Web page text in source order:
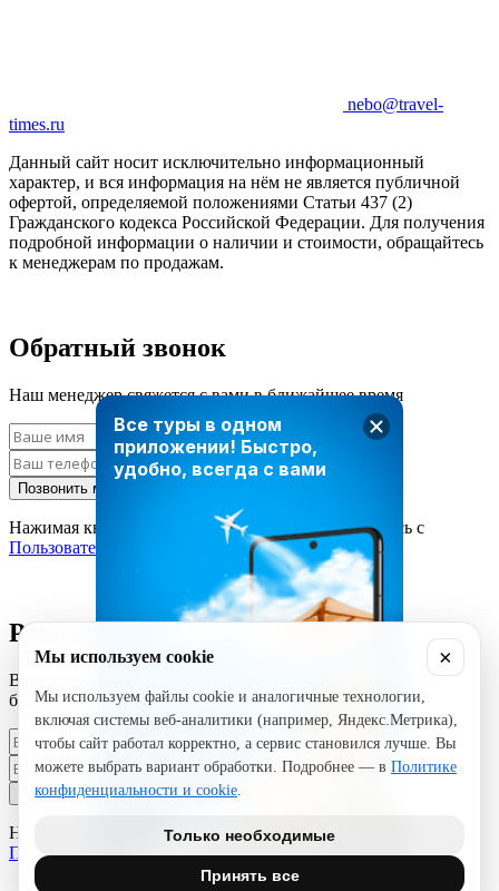
Все туры в одном
приложении! Быстро,
удобно, всегда с вами
ЗАГРУЗИТЕ TRAVEL TIMES
nebo@travel-
times.ru
Данный сайт носит исключительно информационный
характер, и вся информация на нём не является публичной
офертой, определяемой положениями Статьи 437 (2)
Гражданского кодекса Российской Федерации. Для получения
подробной информации о наличии и стоимости, обращайтесь
к менеджерам по продажам.
Обратный звонок
Наш менеджер свяжется с вами в ближайшее время
Позвонить мне
Нажимая кнопку «Позвонить мне», вы соглашаетесь с
Пользовательским соглашением
Рассчитать стоимость тура
Введите ваши данные и наш менеджер свяжется с вами в
ближайшее время
Позвонить мне
Нажимая кнопку «Позвонить мне», вы соглашаетесь с
Пользовательским соглашением
Мы используем cookie ×
Мы используем файлы cookie и аналогичные технологии,
включая системы веб-аналитики (например, Яндекс.Метрика),
чтобы сайт работал корректно, а сервис становился лучше. Вы
можете выбрать вариант обработки. Подробнее — в Политике
конфиденциальности и cookie.
Только необходимые
Принять все